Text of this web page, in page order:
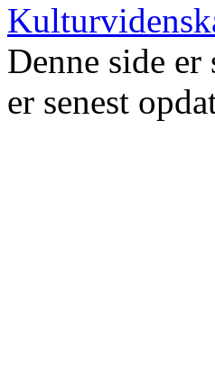
Denne side er
er senest